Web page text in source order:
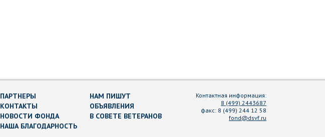
ПАРТНЕРЫ
КОНТАКТЫ
НОВОСТИ ФОНДА
НАША БЛАГОДАРНОСТЬ
НАМ ПИШУТ
ОБЪЯВЛЕНИЯ
В СОВЕТЕ ВЕТЕРАНОВ
Контактная информация:
8 (499) 2443687
факс: 8 (499) 244 12 58
fond@dsvf.ru